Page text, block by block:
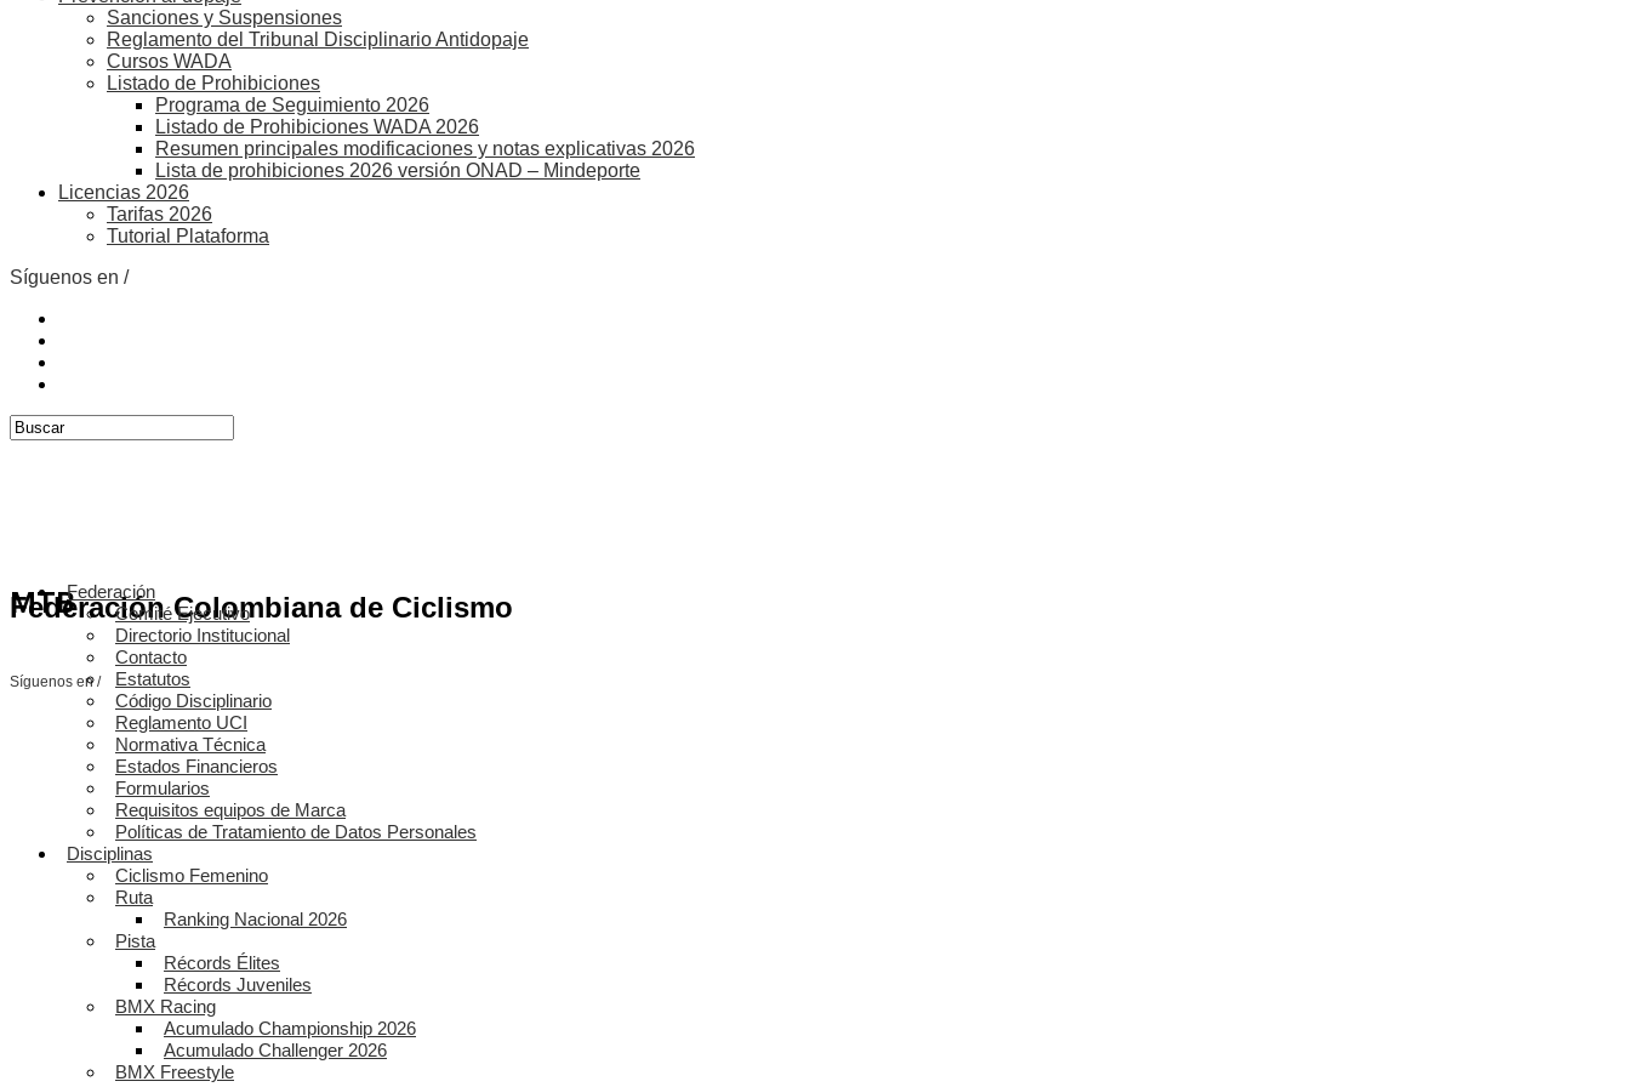
Sanciones y Suspensiones
Reglamento del Tribunal Disciplinario Antidopaje
Cursos WADA
Listado de Prohibiciones
Programa de Seguimiento 2026
Listado de Prohibiciones WADA 2026
Resumen principales modificaciones y notas explicativas 2026
Lista de prohibiciones 2026 versión ONAD – Mindeporte
Licencias 2026
Tarifas 2026
Tutorial Plataforma
Síguenos en /
Federación Colombiana de Ciclismo
MTB
Síguenos en /
Federación
Comité Ejecutivo
Directorio Institucional
Contacto
Estatutos
Código Disciplinario
Reglamento UCI
Normativa Técnica
Estados Financieros
Formularios
Requisitos equipos de Marca
Políticas de Tratamiento de Datos Personales
Disciplinas
Ciclismo Femenino
Ruta
Ranking Nacional 2026
Pista
Récords Élites
Récords Juveniles
BMX Racing
Acumulado Championship 2026
Acumulado Challenger 2026
BMX Freestyle